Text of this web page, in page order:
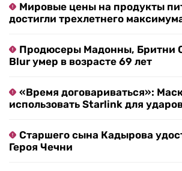
Мировые цены на продукты
достигли трехлетнего
Продюсеры Мадонны, Бритни
Blur умер в возрасте 69 лет
«Время договариваться»:
использовать Starlink для
Старшего сына Кадырова
Героя Чечни